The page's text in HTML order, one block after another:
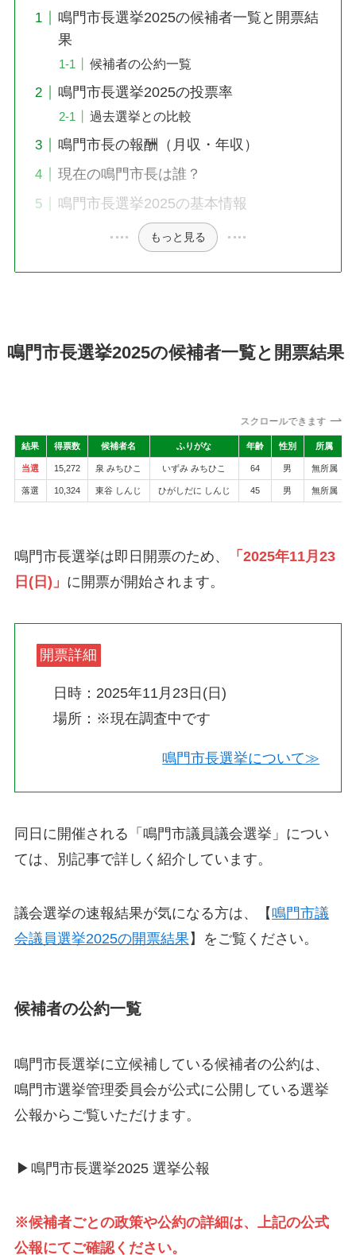
鳴門市長選挙2025の候補者一覧と開票結
果
候補者の公約一覧
鳴門市長選挙2025の投票率
過去選挙との比較
鳴門市長の報酬（月収・年収）
現在の鳴門市長は誰？
鳴門市長選挙2025の基本情報
もっと見る
鳴門市長選挙2025の候補者一覧と開票結果
スクロールできます
結果 得票数 候補者名 ふりがな 年齢 性別 所属
当選 15,272 泉 みちひこ いずみ みちひこ 64 男 無所属
落選 10,324 東谷 しんじ ひがしだに しんじ 45 男 無所属
鳴門市長選挙は即日開票のため、
「2025年11月23
日(日)」 に開票が開始されます。
開票詳細
日時：2025年11月23日(日)
場所：※現在調査中です
鳴門市長選挙について≫
同日に開催される「鳴門市議員議会選挙」につい
ては、別記事で詳しく紹介しています。
議会選挙の速報結果が気になる方は、【鳴門市議
会議員選挙2025の開票結果 】をご覧ください。
候補者の公約一覧
鳴門市長選挙に立候補している候補者の公約は、
鳴門市選挙管理委員会が公式に公開している選挙
公報からご覧いただけます。
▶ 鳴門市長選挙2025 選挙公報
※候補者ごとの政策や公約の詳細は、上記の公式
公報にてご確認ください。